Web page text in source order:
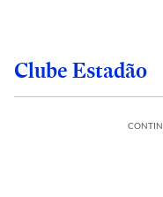
Clube Estadão